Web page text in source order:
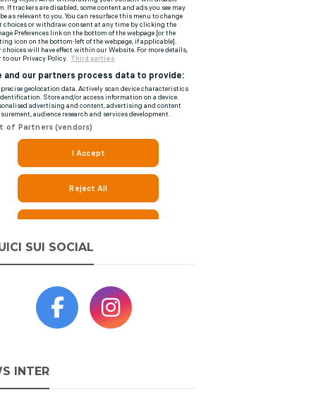
SUI SOCIAL
INTER